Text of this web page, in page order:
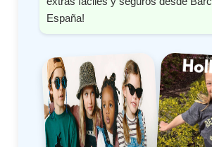
España!